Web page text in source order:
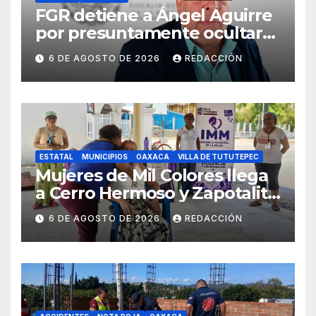
FGR detiene a Ángel Aguirre
por presuntamente ocultar
evidencias del caso
Ayotzinapa
6 DE AGOSTO DE 2026 REDACCIÓN
ESTATAL MUNICIPIOS OAXACA VILLA DE TUTUTEPEC
Mujeres de Mil Colores llega
a Cerro Hermoso y Zapotalito
para fortalecer redes de
apoyo y prevenir violencias
6 DE AGOSTO DE 2026 REDACCIÓN